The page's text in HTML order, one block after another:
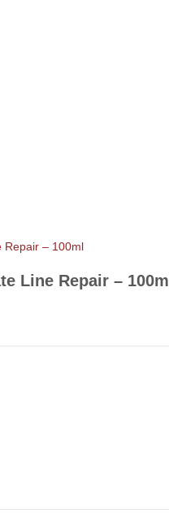
Repair – 100ml
Line Repair – 100ml